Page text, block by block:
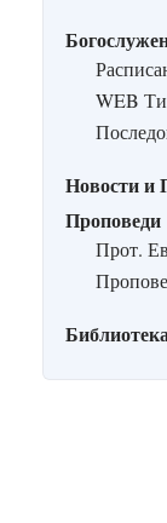
WEB
Новости и
Проповеди
Прот.
Библиотека